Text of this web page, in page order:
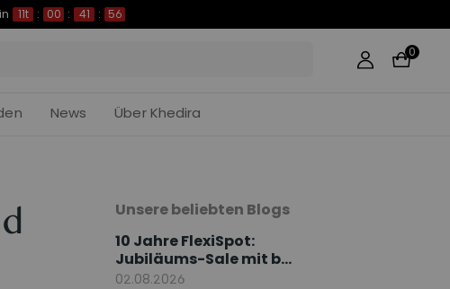
11t : 00 : 41 : 55
0
News Über Khedira
Unsere beliebten Blogs
10 Jahre FlexiSpot:
Jubiläums-Sale mit bis
zu 50 % Rabatt
02.08.2026